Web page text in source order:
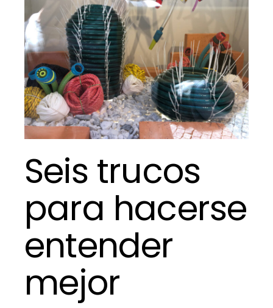
Seis trucos
para hacerse
entender
mejor
para hacerse
entender
mejor